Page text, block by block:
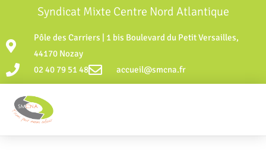
Syndicat Mixte Centre Nord Atlantique
Pôle des Carriers | 1 bis Boulevard du Petit Versailles,
44170 Nozay
02 40 79 51 48
accueil@smcna.fr